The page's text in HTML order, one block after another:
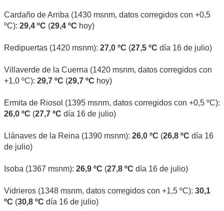
Cardaño de Arriba (1430 msnm, datos corregidos con +0,5
ºC): 29,4 ºC (29,4 ºC hoy)
Redipuertas (1420 msnm): 27,0 ºC (27,5 ºC día 16 de julio)
Villaverde de la Cuerna (1420 msnm, datos corregidos con
+1,0 ºC): 29,7 ºC (29,7 ºC hoy)
Ermita de Riosol (1395 msnm, datos corregidos con +0,5 ºC):
26,0 ºC (27,7 ºC día 16 de julio)
Llánaves de la Reina (1390 msnm): 26,0 ºC (26,8 ºC día 16
de julio)
Isoba (1367 msnm): 26,9 ºC (27,8 ºC día 16 de julio)
Vidrieros (1348 msnm, datos corregidos con +1,5 ºC): 30,1
ºC (30,8 ºC día 16 de julio)